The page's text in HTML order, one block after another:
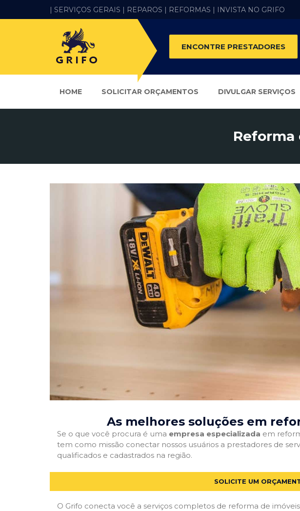
| SERVIÇOS GERAIS | REPAROS | REFORMAS | INVISTA NO GRIFO
ENCONTRE PRESTADORES
HOME SOLICITAR ORÇAMENTOS DIVULGAR SERVIÇOS
Reforma
As melhores soluções em
Se o que você procura é uma empresa especializada em
tem como missão conectar nossos usuários a prestadores de
qualificados e cadastrados na região.
SOLICITE UM
O Grifo conecta você a serviços completos de reforma de